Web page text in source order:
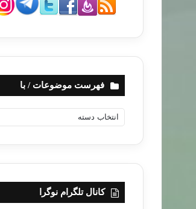
فهرست موضوعات / با
ه
ت
ض
کانال تلگرام نوگرا